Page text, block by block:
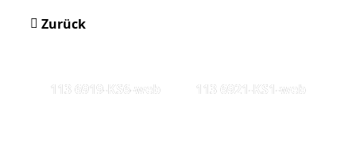
Zurück
113 6919-KS6-web 113 6921-KS1-web